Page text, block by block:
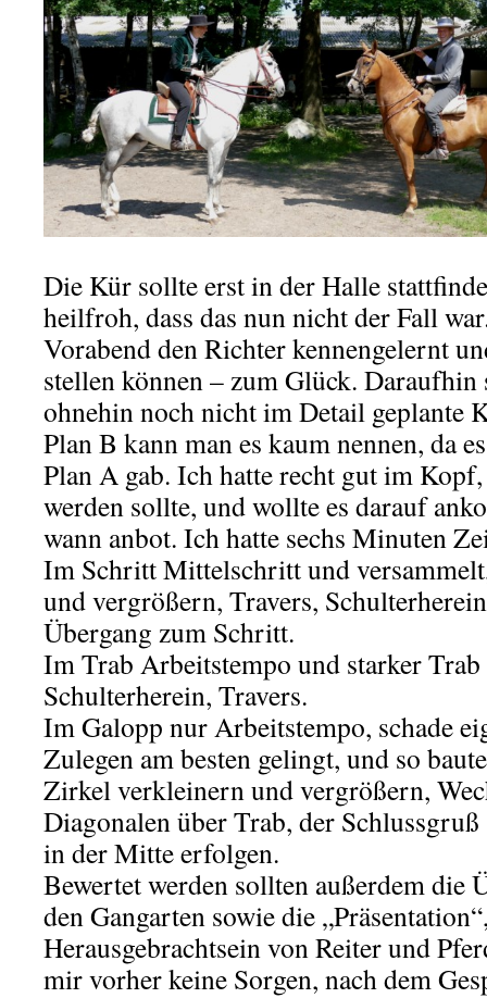
Die Kür sollte erst in der Halle
heilfroh, dass das nun nicht der Fall
Vorabend den Richter kennengelernt
stellen können – zum Glück. Daraufhin
ohnehin noch nicht im Detail geplante
Plan B kann man es kaum nennen, da
Plan A gab. Ich hatte recht gut im
werden sollte, und wollte es darauf
wann anbot. Ich hatte sechs Minuten
Im Schritt Mittelschritt und
und vergrößern, Travers,
Übergang zum Schritt.
Im Trab Arbeitstempo und starker
Schulterherein, Travers.
Im Galopp nur Arbeitstempo, schade
Zulegen am besten gelingt, und so
Zirkel verkleinern und vergrößern,
Diagonalen über Trab, der
in der Mitte erfolgen.
Bewertet werden sollten außerdem die
den Gangarten sowie die
Herausgebrachtsein von Reiter und
mir vorher keine Sorgen, nach dem